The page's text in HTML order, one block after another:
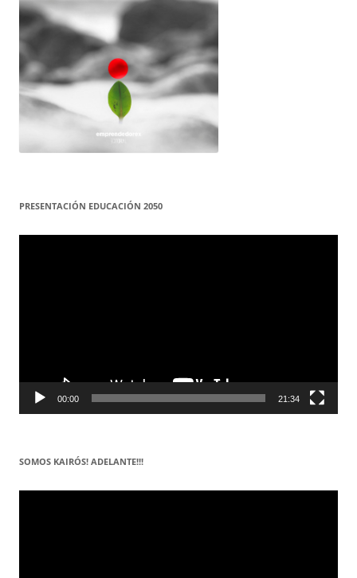
PRESENTACIÓN EDUCACIÓN 2050
Reproductor
00:00 21:34
SOMOS KAIRÓS! ADELANTE!!!
Reproductor